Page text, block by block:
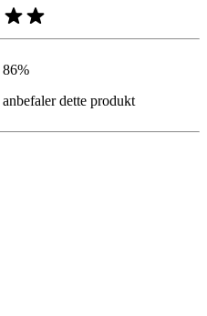
86%
anbefaler dette produkt